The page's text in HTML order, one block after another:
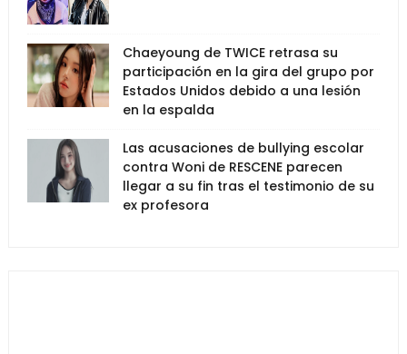
Chaeyoung de TWICE retrasa su
participación en la gira del grupo por
Estados Unidos debido a una lesión
en la espalda
Las acusaciones de bullying escolar
contra Woni de RESCENE parecen
llegar a su fin tras el testimonio de su
ex profesora